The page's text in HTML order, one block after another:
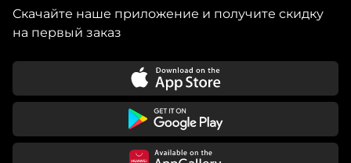
Скачайте наше приложение и получите скидку
на первый заказ